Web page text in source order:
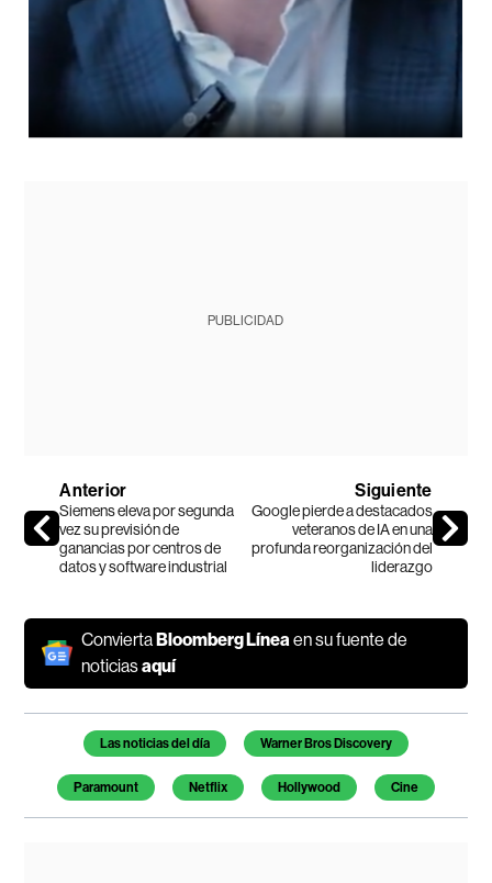
PUBLICIDAD
Anterior
Siemens eleva por segunda
vez su previsión de
ganancias por centros de
datos y software industrial
Siguiente
Google pierde a destacados
veteranos de IA en una
profunda reorganización del
liderazgo
ConviertaBloomberg Línea en su fuente de
noticiasaquí
Temas de este artículo
Las noticias del día Warner Bros Discovery
Paramount Netflix Hollywood Cine